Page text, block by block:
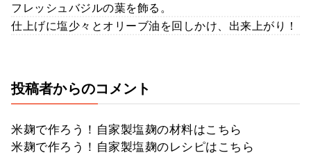
フレッシュバジルの葉を飾る。
仕上げに塩少々とオリーブ油を回しかけ、出来上がり！
投稿者からのコメント
米麹で作ろう！自家製塩麹の材料はこちら
米麹で作ろう！自家製塩麹のレシピはこちら